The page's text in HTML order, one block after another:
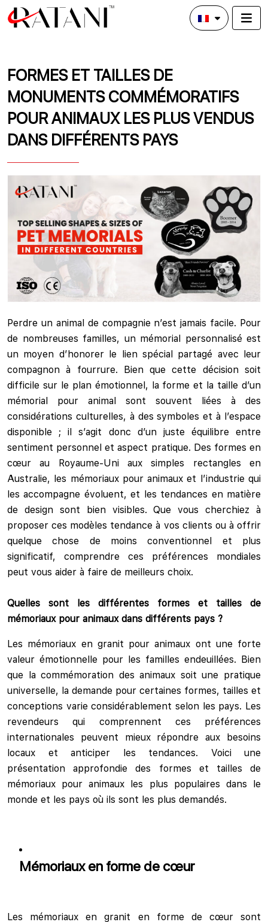
FORMES ET TAILLES DE
MONUMENTS COMMÉMORATIFS
POUR ANIMAUX LES PLUS VENDUS
DANS DIFFÉRENTS PAYS
Perdre un animal de compagnie n’est jamais facile. Pour
de nombreuses familles, un mémorial personnalisé est
un moyen d’honorer le lien spécial partagé avec leur
compagnon à fourrure. Bien que cette décision soit
difficile sur le plan émotionnel, la forme et la taille d’un
mémorial pour animal sont souvent liées à des
considérations culturelles, à des symboles et à l’espace
disponible ; il s’agit donc d’un juste équilibre entre
sentiment personnel et aspect pratique. Des formes en
cœur au Royaume-Uni aux simples rectangles en
Australie, les mémoriaux pour animaux et l’industrie qui
les accompagne évoluent, et les tendances en matière
de design sont bien visibles. Que vous cherchiez à
proposer ces modèles tendance à vos clients ou à offrir
quelque chose de moins conventionnel et plus
significatif, comprendre ces préférences mondiales
peut vous aider à faire de meilleurs choix.
Quelles sont les différentes formes et tailles de
mémoriaux pour animaux dans différents pays ?
Les mémoriaux en granit pour animaux ont une forte
valeur émotionnelle pour les familles endeuillées. Bien
que la commémoration des animaux soit une pratique
universelle, la demande pour certaines formes, tailles et
conceptions varie considérablement selon les pays. Les
revendeurs qui comprennent ces préférences
internationales peuvent mieux répondre aux besoins
locaux et anticiper les tendances. Voici une
présentation approfondie des formes et tailles de
mémoriaux pour animaux les plus populaires dans le
monde et les pays où ils sont les plus demandés.
Mémoriaux en forme de cœur
Les mémoriaux en granit en forme de cœur sont